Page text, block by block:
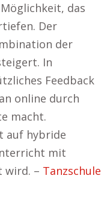
das
Der
der
In
Feedback
online durch
macht.
auf hybride
mit
wird. – Tanzschule